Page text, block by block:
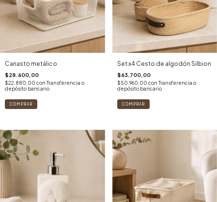
Canasto metálico
$28.600,00
$22.880,00 con Transferencia o
depósito bancario
Set x4 Cesto de algodón Silbion
$63.700,00
$50.960,00 con Transferencia o
depósito bancario